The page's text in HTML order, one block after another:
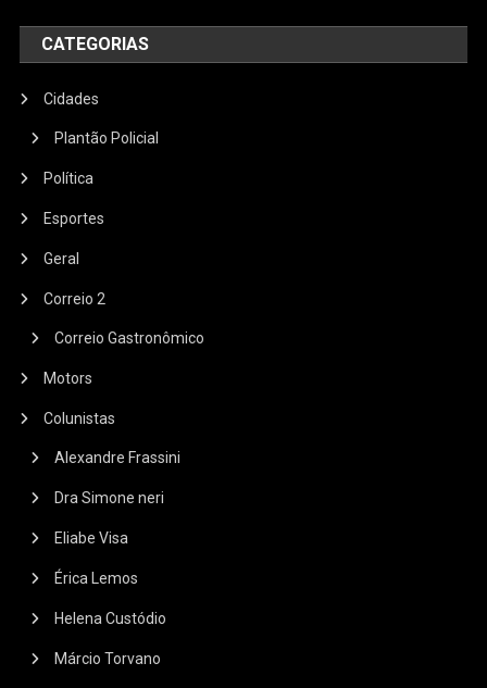
CATEGORIAS
Cidades
Plantão Policial
Política
Esportes
Geral
Correio 2
Correio Gastronômico
Motors
Colunistas
Alexandre Frassini
Dra Simone neri
Eliabe Visa
Érica Lemos
Helena Custódio
Márcio Torvano